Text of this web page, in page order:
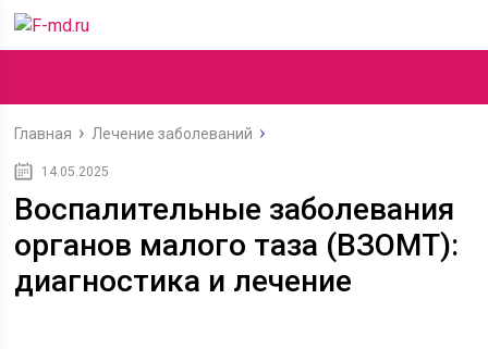
Главная Лечение заболеваний
14.05.2025
Воспалительные заболевания
органов малого таза (ВЗОМТ):
диагностика и лечение